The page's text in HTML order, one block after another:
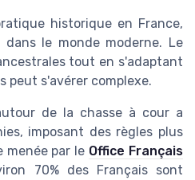
historique en France,
le monde moderne. Le
tout en s'adaptant
peut s'avérer complexe.
de la chasse à cour a
imposant des règles plus
menée par le Office Français
70% des Français sont